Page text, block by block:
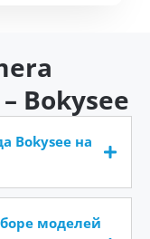
Bokysee
Bokysee на
моделей